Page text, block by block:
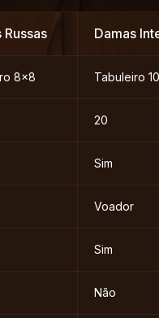
Russas Damas
8×8 Tabuleiro
20
Sim
Voador
Sim
Não